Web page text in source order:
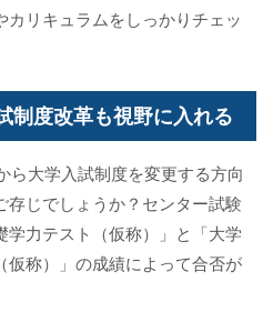
リキュラムをしっかりチェッ
制度改革も視野に入れる
大学入試制度を変更する方向
じでしょうか？センター試験
力テスト（仮称）」と「大学
仮称）」の成績によって合否が